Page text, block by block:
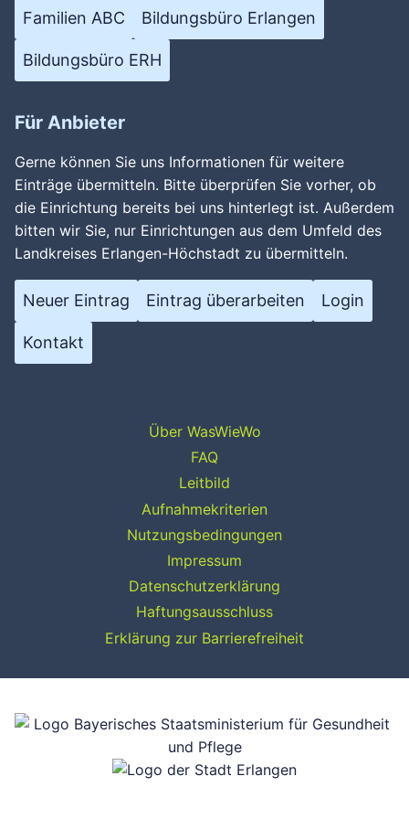
Familien ABC Bildungsbüro Erlangen
Bildungsbüro ERH
Für Anbieter
Gerne können Sie uns Informationen für weitere
Einträge übermitteln. Bitte überprüfen Sie vorher, ob
die Einrichtung bereits bei uns hinterlegt ist. Außerdem
bitten wir Sie, nur Einrichtungen aus dem Umfeld des
Landkreises Erlangen-Höchstadt zu übermitteln.
Neuer Eintrag Eintrag überarbeiten Login
Kontakt
Über WasWieWo
FAQ
Leitbild
Aufnahmekriterien
Nutzungsbedingungen
Impressum
Datenschutzerklärung
Haftungsausschluss
Erklärung zur Barrierefreiheit